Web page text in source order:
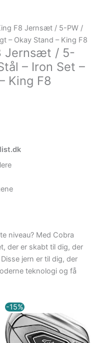
F8 Jernsæt / 5-PW /
– Okay Stand – King F8
Jernsæt / 5-
– Iron Set –
King F8
niveau? Med Cobra
der er skabt til dig, der
jern er til dig, der
teknologi og få
-15%
Den
oprindelige
pris
var:
12.250,00 kr..
aktuelle
pris
er:
10.412,50 kr..